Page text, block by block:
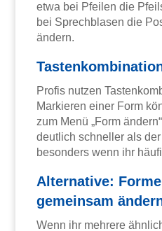
etwa bei Pfeilen die
bei Sprechblasen die
ändern.
Profis nutzen
Markieren einer Form
zum Menü „Form
deutlich schneller als
besonders wenn ihr
Alternative:
gemeinsam
Wenn ihr mehrere